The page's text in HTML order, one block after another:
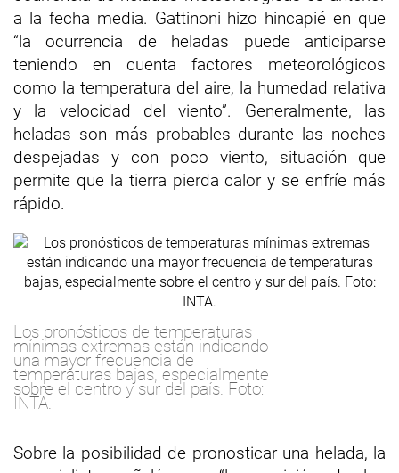
a la fecha media. Gattinoni hizo hincapié en que
“la ocurrencia de heladas puede anticiparse
teniendo en cuenta factores meteorológicos
como la temperatura del aire, la humedad relativa
y la velocidad del viento”. Generalmente, las
heladas son más probables durante las noches
despejadas y con poco viento, situación que
permite que la tierra pierda calor y se enfríe más
rápido.
Los pronósticos de temperaturas
mínimas extremas están indicando
una mayor frecuencia de
temperaturas bajas, especialmente
sobre el centro y sur del país. Foto:
INTA.
Sobre la posibilidad de pronosticar una helada, la